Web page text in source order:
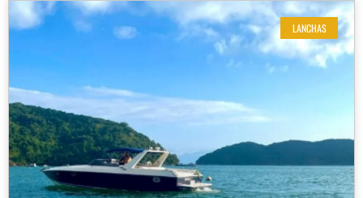
LANCHAS